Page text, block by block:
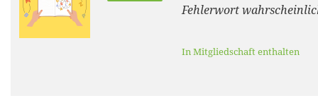
Fehlerwort
In Mitgliedschaft enthalten